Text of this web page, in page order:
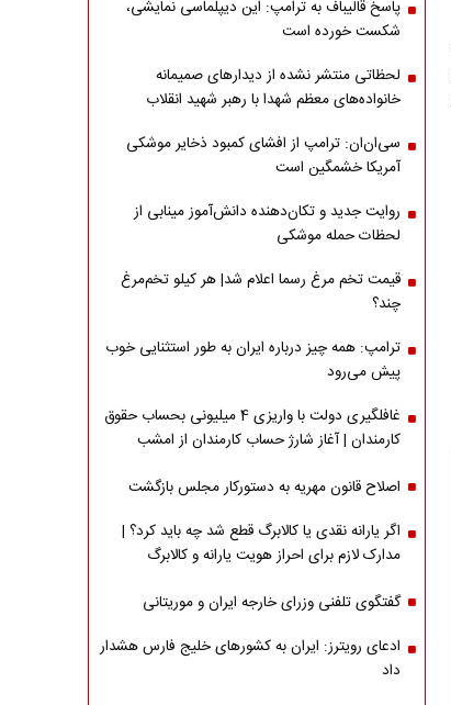
پاسخ قالیباف به ترامپ: این دیپلماسی نمایشی،
شکست خورده است
لحظاتی منتشر نشده از دیدارهای صمیمانه
خانواده‌های معظم شهدا با رهبر شهید انقلاب
سی‌ان‌ان: ترامپ از افشای کمبود ذخایر موشکی
آمریکا خشمگین است
روایت جدید و تکان‌دهنده دانش‌آموز مینابی از
لحظات حمله موشکی
قیمت تخم مرغ رسما اعلام شد| هر کیلو تخم‌مرغ
چند؟
ترامپ: همه چیز درباره ایران به طور استثنایی خوب
پیش می‌رود
غافلگیری دولت با واریزی 4 میلیونی بحساب حقوق
کارمندان | آغاز شارژ حساب کارمندان از امشب
اصلاح قانون مهریه به دستورکار مجلس بازگشت
اگر یارانه نقدی یا کالابرگ قطع شد چه باید کرد؟ |
مدارک لازم برای احراز هویت یارانه و کالابرگ
گفتگوی تلفنی وزرای خارجه ایران و موریتانی
ادعای رویترز: ایران به کشورهای خلیج فارس هشدار
داد